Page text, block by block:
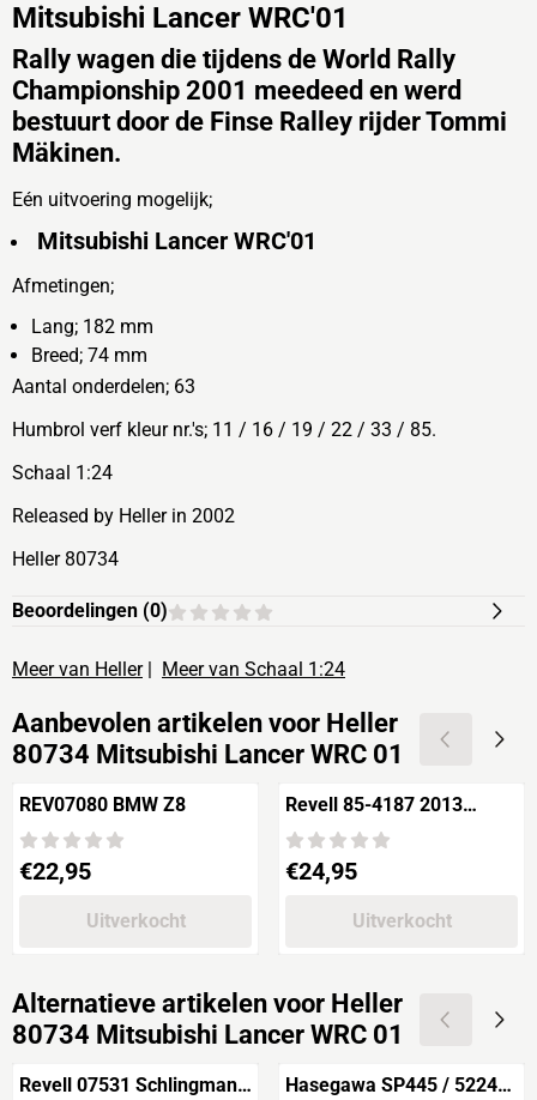
Mitsubishi Lancer WRC'01
Rally wagen die tijdens de World Rally
Championship 2001 meedeed en werd
bestuurt door de Finse Ralley rijder Tommi
Mäkinen.
Eén uitvoering mogelijk;
Mitsubishi Lancer WRC'01
Afmetingen;
Lang; 182 mm
Breed; 74 mm
Aantal onderdelen; 63
Humbrol verf kleur nr.'s; 11 / 16 / 19 / 22 / 33 / 85.
Schaal 1:24
Released by Heller in 2002
Heller 80734
Beoordelingen (0)
Meer van Heller| Meer van Schaal 1:24
Aanbevolen artikelen voor Heller
80734 Mitsubishi Lancer WRC 01
REV07080 BMW Z8
Prijs: 22,95
€22,95
Uitverkocht
Revell 85-4187 2013
Mustang Boss 302
Prijs: 24,95
€24,95
Uitverkocht
Alternatieve artikelen voor Heller
80734 Mitsubishi Lancer WRC 01
Revell 07531 Schlingmann
Hasegawa SP445 / 52245